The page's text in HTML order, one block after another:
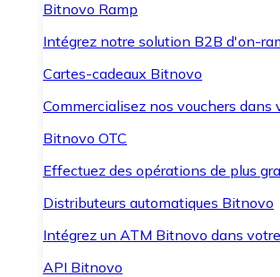
Bitnovo Ramp
Intégrez notre solution B2B d'on-
Cartes-cadeaux Bitnovo
Commercialisez nos vouchers dans
Bitnovo OTC
Effectuez des opérations de plus
Distributeurs automatiques Bitnovo
Intégrez un ATM Bitnovo dans
API Bitnovo